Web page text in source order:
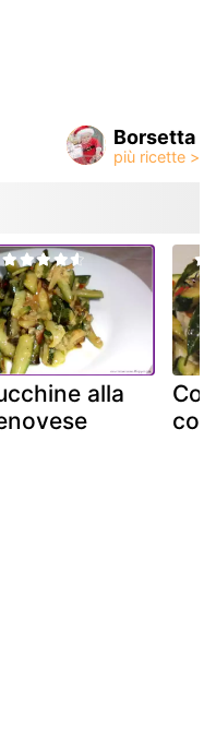
Borsetta
alla